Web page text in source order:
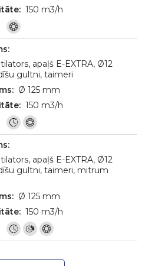
150 m3/h
apaļš E-EXTRA, Ø12
gultni, taimeri
Ø 125 mm
150 m3/h
apaļš E-EXTRA, Ø12
gultni, taimeri, mitrum
Ø 125 mm
150 m3/h